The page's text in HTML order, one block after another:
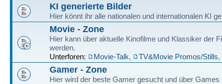
KI generierte Bilder
Hier könnt ihr alle nationalen und internationalen KI
Movie - Zone
Hier kann über aktuelle Kinofilme und Klassiker der
werden.
Unterforen:
Movie-Talk, TV&Movie Promos/Stills,
Gamer - Zone
Hier wird der beste Gamer gesucht und über Games